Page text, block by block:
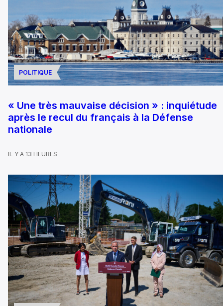
POLITIQUE
« Une très mauvaise décision » : inquiétude
après le recul du français à la Défense
nationale
IL Y A 13 HEURES